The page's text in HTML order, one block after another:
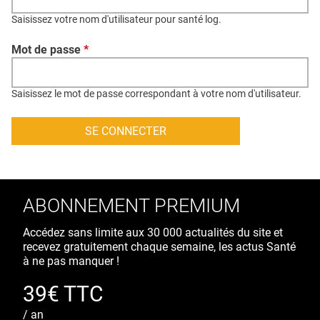
CONTACT
CRÉDITS
Saisissez votre nom d'utilisateur pour santé log.
Mot de passe *
Saisissez le mot de passe correspondant à votre nom d'utilisateur.
ABONNEMENT PREMIUM
Accédez sans limite aux 30 000 actualités du site et
recevez gratuitement chaque semaine, les actus Santé
à ne pas manquer !
39€ TTC
/ an